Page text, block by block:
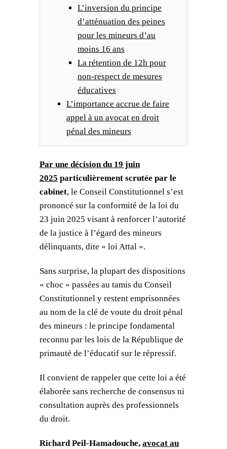
L’inversion du principe
d’atténuation des peines
pour les mineurs d’au
moins 16 ans
La rétention de 12h pour
non-respect de mesures
éducatives
L’importance accrue de faire
appel à un avocat en droit
pénal des mineurs
Par une décision du 19 juin
2025 particulièrement scrutée par le
cabinet, le Conseil Constitutionnel s’est
prononcé sur la conformité de la loi du
23 juin 2025 visant à renforcer l’autorité
de la justice à l’égard des mineurs
délinquants, dite « loi Attal ».
Sans surprise, la plupart des dispositions
« choc » passées au tamis du Conseil
Constitutionnel y restent emprisonnées
au nom de la clé de voute du droit pénal
des mineurs : le principe fondamental
reconnu par les lois de la République de
primauté de l’éducatif sur le répressif.
Il convient de rappeler que cette loi a été
élaborée sans recherche de consensus ni
consultation auprès des professionnels
du droit.
Richard Peil-Hamadouche, avocat au